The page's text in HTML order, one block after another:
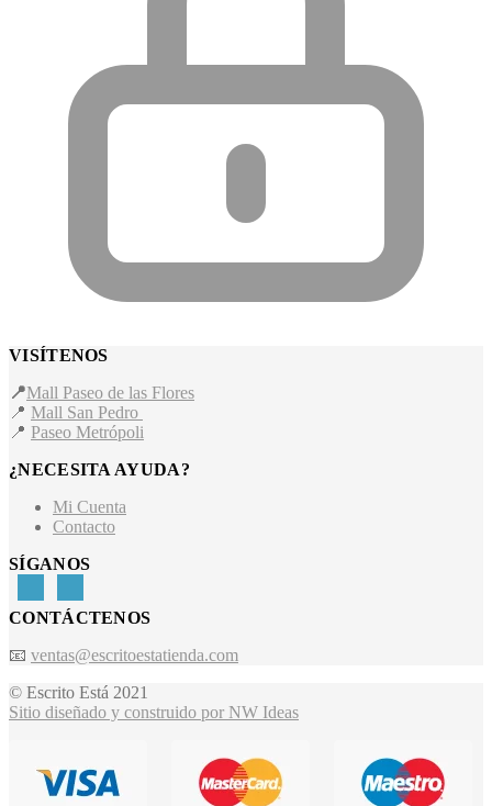
VISÍTENOS
📍Mall Paseo de las Flores
📍 Mall San Pedro
📍 Paseo Metrópoli
¿NECESITA AYUDA?
Mi Cuenta
Contacto
SÍGANOS
CONTÁCTENOS
📧 ventas@escritoestatienda.com
© Escrito Está 2021
Sitio diseñado y construido por NW Ideas